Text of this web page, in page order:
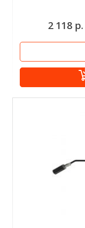
2 118 р.